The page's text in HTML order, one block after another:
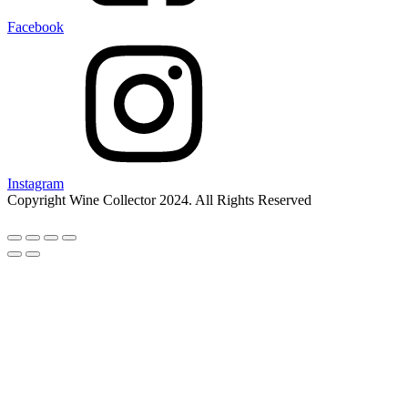
Facebook
Instagram
Copyright Wine Collector 2024. All Rights Reserved